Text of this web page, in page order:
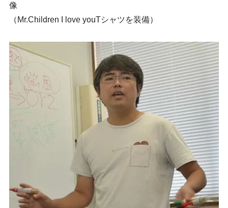
像
（Mr.Children I love youTシャツを装備）